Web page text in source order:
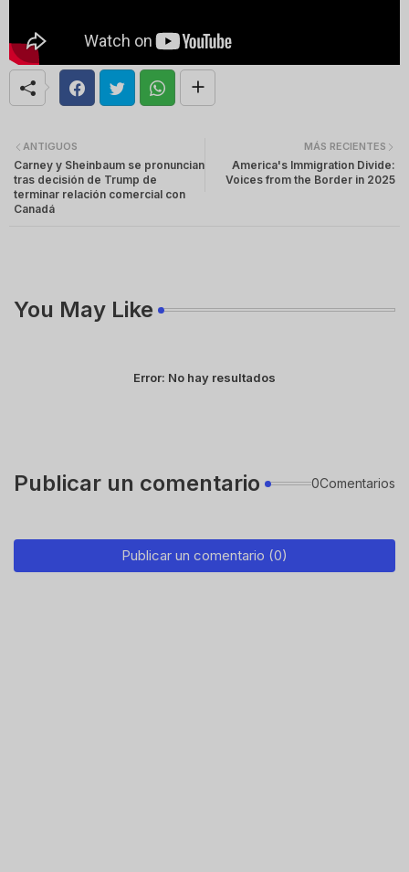
MÁS RECIENTES
America's Immigration Divide:
Voices from the Border in 2025
ANTIGUOS
Carney y Sheinbaum se pronuncian
tras decisión de Trump de
terminar relación comercial con
Canadá
You May Like
Error: No hay resultados
Publicar un comentario 0Comentarios
Publicar un comentario (0)